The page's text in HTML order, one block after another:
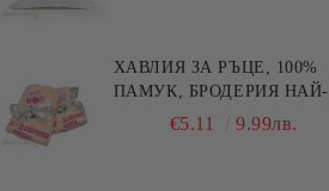
€25.00
ХАВЛИЯ ЗА РЪЦЕ, 100%
ПАМУК, БРОДЕРИЯ НАЙ-
ДОБАРАТА МАЙКА/БАБА ,
€5.11 9.99лв.